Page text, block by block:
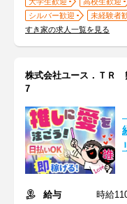
シルバー歓迎
未経験者
すき家の求人一覧を見る
株式会社ユース．ＴＲ
7
給与
時給